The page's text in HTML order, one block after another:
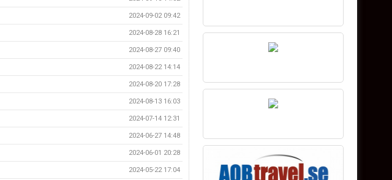
2024-09-02 09:42
2024-08-28 16:21
2024-08-27 09:40
2024-08-22 14:14
2024-08-20 17:28
2024-08-13 16:03
2024-07-14 12:31
2024-06-27 14:48
2024-06-01 20:28
2024-05-22 17:04